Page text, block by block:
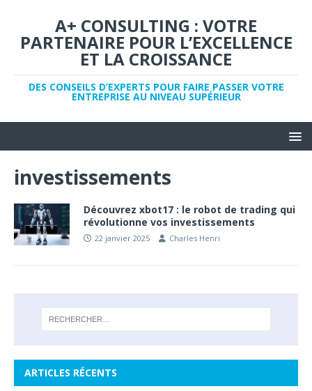
A+ CONSULTING : VOTRE
PARTENAIRE POUR L’EXCELLENCE
ET LA CROISSANCE
DES CONSEILS D’EXPERTS POUR FAIRE PASSER VOTRE
ENTREPRISE AU NIVEAU SUPÉRIEUR
investissements
Découvrez xbot17 : le robot de trading qui
révolutionne vos investissements
22 janvier 2025 Charles Henri
ARTICLES RÉCENTS